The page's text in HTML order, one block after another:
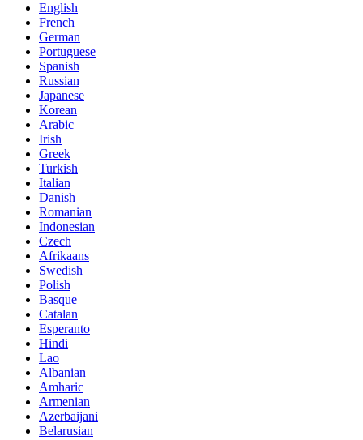
English
French
German
Portuguese
Spanish
Russian
Japanese
Korean
Arabic
Irish
Greek
Turkish
Italian
Danish
Romanian
Indonesian
Czech
Afrikaans
Swedish
Polish
Basque
Catalan
Esperanto
Hindi
Lao
Albanian
Amharic
Armenian
Azerbaijani
Belarusian